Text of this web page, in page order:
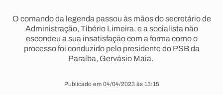
O comando da legenda passou às mãos do secretário de
Administração, Tibério Limeira, e a socialista não
escondeu a sua insatisfação com a forma como o
processo foi conduzido pelo presidente do PSB da
Paraíba, Gervásio Maia.
Publicado em 04/04/2023 às 13:15